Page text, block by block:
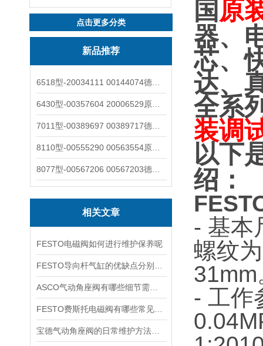
点击更多分类
新品推荐
相关文章
FESTO电磁阀如何进行维护保养呢
国 原
器、
芯、
达、
全系
装调
以下
绍：
- 基本
螺纹
31mm
- 工作